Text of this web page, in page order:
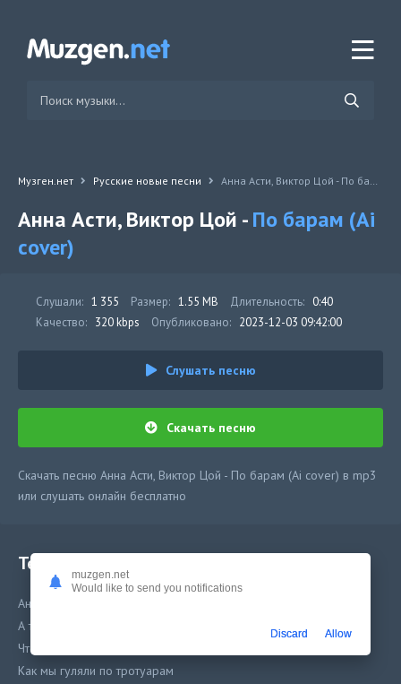
Музген.нет Русские новые песни Анна Асти, Виктор Цой - По барам (Ai cover)
Анна Асти, Виктор Цой -По барам (Ai
cover)
Слушали: 1 355 Размер: 1.55 MB Длительность: 0:40
Качество: 320 kbps Опубликовано: 2023-12-03 09:42:00
Слушать песню
Скачать песню
Скачать песню Анна Асти, Виктор Цой - По барам (Ai cover) в mp3
или слушать онлайн бесплатно
Текст песни
Анна Асти, Виктор Цой - По барам (Ai cover)
А ты по барам в пьяном угаре
Что же ты, парень, снова вспоминаешь о том
Как мы гуляли по тротуарам
muzgen.net
Would like to send you notifications
Discard Allow